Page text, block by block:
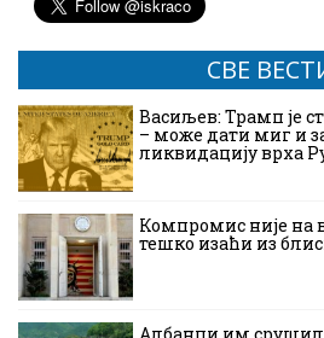
СВЕ
Васиљев: Трамп је
– може дати миг и
ликвидацију врха
Компромис није на
тешко изаћи из